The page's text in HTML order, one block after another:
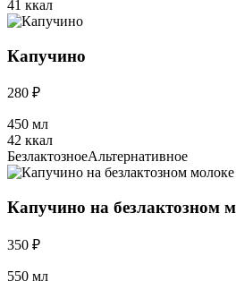
41 ккал
Капучино
280 ₽
450 мл
42 ккал
БезлактозноеАльтернативное
Капучино на безлактозном
350 ₽
550 мл